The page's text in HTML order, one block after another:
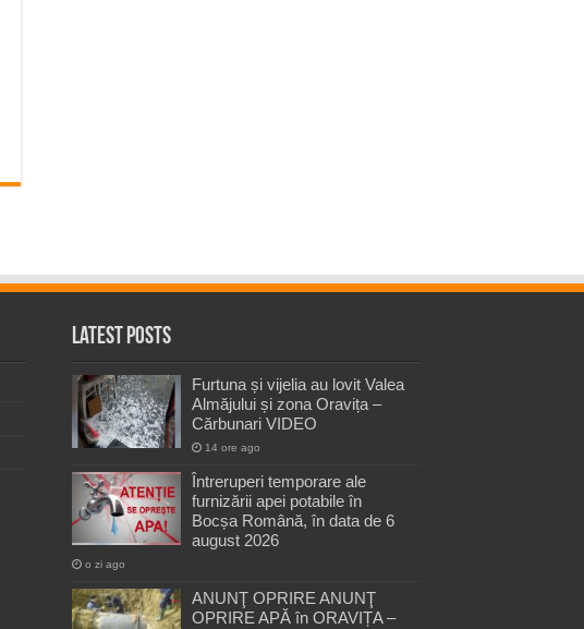
Latest Posts
Furtuna și vijelia au lovit Valea
Almăjului și zona Oravița –
Cărbunari VIDEO
14 ore ago
Întreruperi temporare ale
furnizării apei potabile în
Bocșa Română, în data de 6
august 2026
o zi ago
ANUNŢ OPRIRE ANUNŢ
OPRIRE APĂ în ORAVIȚA –